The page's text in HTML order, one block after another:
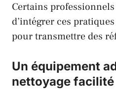
Certains
d’intégrer ces
pour transmettre des
Un équipement
nettoyage facilité